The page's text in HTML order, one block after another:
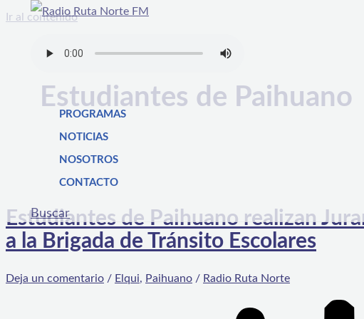
Ir al contenido
PROGRAMAS
NOTICIAS
NOSOTROS
CONTACTO
Buscar
Estudiantes de Paihuano
Estudiantes de Paihuano realizan
a la Brigada de Tránsito Escolares
Deja un comentario / Elqui, Paihuano / Radio Ruta Norte